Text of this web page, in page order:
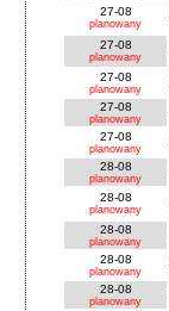
27-08
planowany
27-08
planowany
27-08
planowany
27-08
planowany
27-08
planowany
28-08
planowany
28-08
planowany
28-08
planowany
28-08
planowany
28-08
planowany